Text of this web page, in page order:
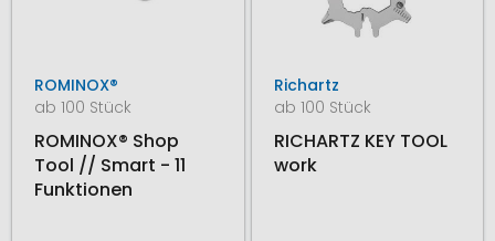
ROMINOX®
ab 100 Stück
ROMINOX® Shop
Tool // Smart - 11
Funktionen
Richartz
ab 100 Stück
RICHARTZ KEY TOOL
work